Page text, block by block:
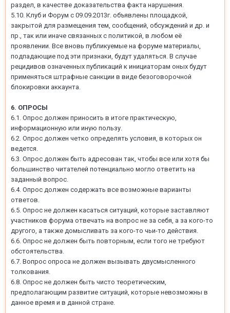
раздел, в качестве доказательства факта нарушения.
5.10. Клуб и Форум с 09.09.2013г. объявлены площадкой,
закрытой для размещения тем, сообщений, обсуждений и др. и
пр., так или иначе связанных с политикой, в любом её
проявлении. Все вновь публикуемые на форуме материалы,
подпадающие под эти признаки, будут удаляться. В случае
рецидивов означенных публикаций к инициаторам оных будут
применяться штрафные санкции в виде безоговорочной
блокировки аккаунта.
6. ОПРОСЫ
6.1. Опрос должен приносить в итоге практическую,
информационную или иную пользу.
6.2. Опрос должен четко определять условия, в которых он
ведется.
6.3. Опрос должен быть адресован так, чтобы все или хотя бы
большинство читателей потенциально могло ответить на
заданный вопрос.
6.4. Опрос должен содержать все возможные варианты
ответов.
6.5. Опрос не должен касаться ситуаций, которые заставляют
участников форума отвечать на вопрос не за себя, а за кого-то
другого, а также домысливать за кого-то чьи-то действия.
6.6. Опрос не должен быть повторным, если того не требуют
обстоятельства.
6.7. Вопрос опроса не должен вызывать двусмысленного
толкования.
6.8. Опрос не должен быть чисто теоретическим,
предполагающим развитие ситуаций, которые невозможны в
данное время и в данной стране.